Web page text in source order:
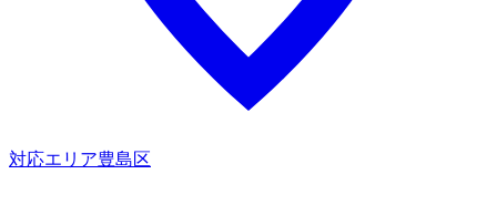
対応エリア豊島区